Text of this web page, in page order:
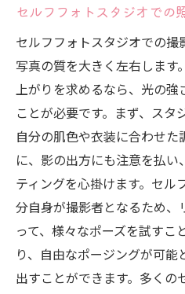
セルフフォトスタジオでの
セルフフォトスタジオでの
写真の質を大きく左右します
上がりを求めるなら、光の
ことが必要です。まず、スタ
自分の肌色や衣装に合わせた
に、影の出方にも注意を払
ティングを心掛けます。セル
分自身が撮影者となるため
って、様々なポーズを試すこ
り、自由なポージングが可能
出すことができます。多くの